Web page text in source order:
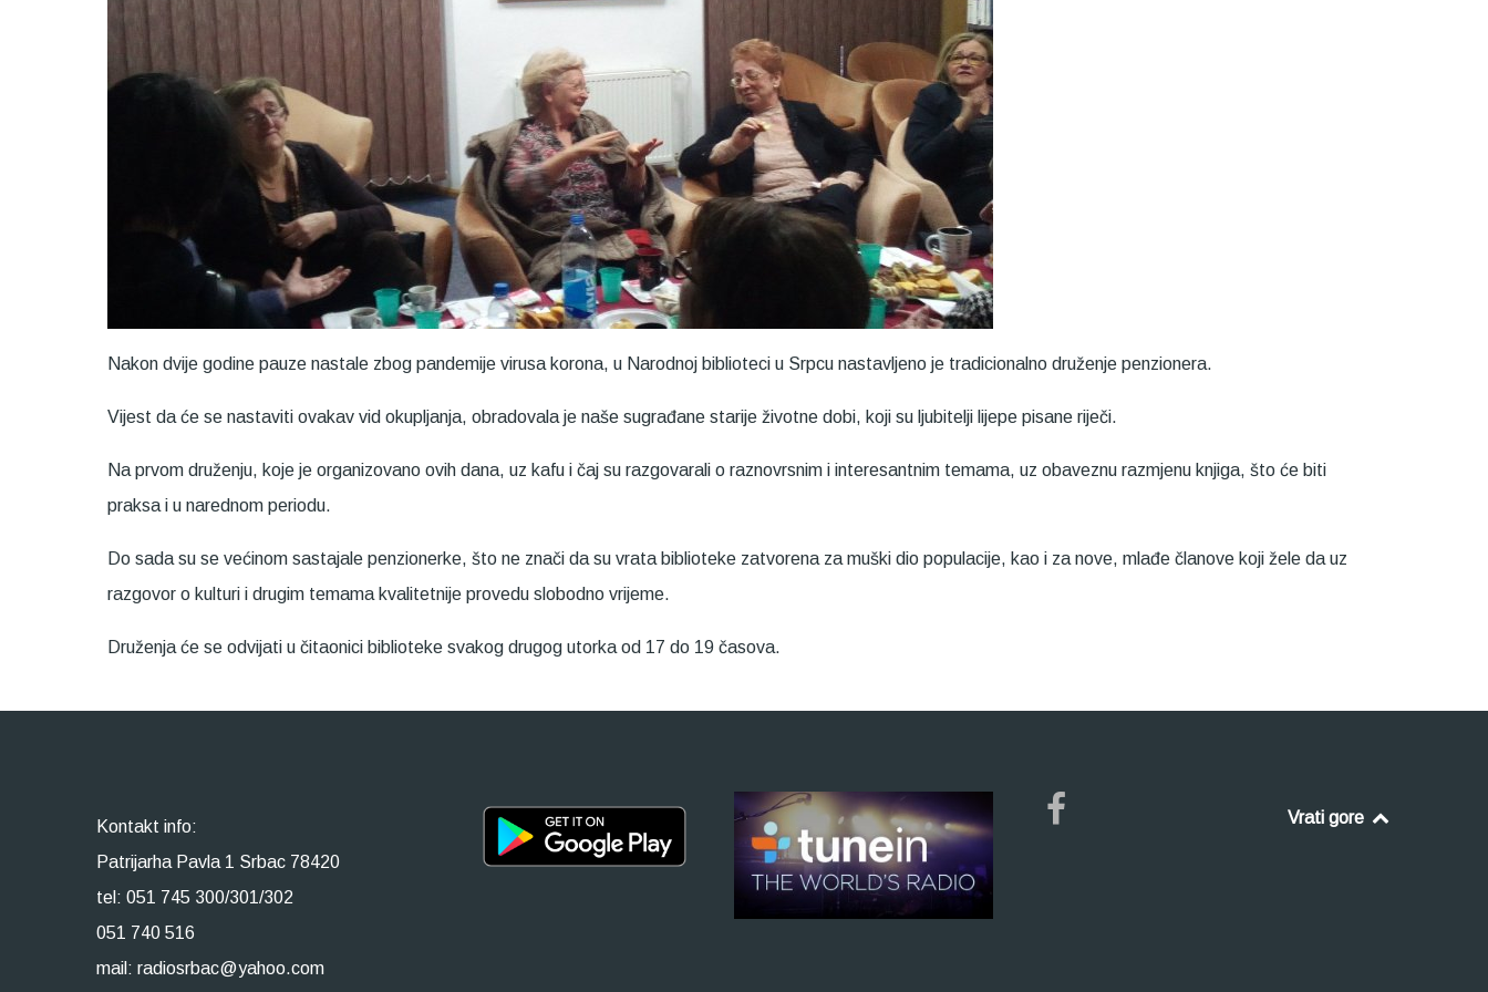
Nakon dvije godine pauze nastale zbog pandemije virusa korona, u Narodnoj biblioteci u Srpcu nastavljeno je tradicionalno druženje penzionera.
Vijest da će se nastaviti ovakav vid okupljanja, obradovala je naše sugrađane starije životne dobi, koji su ljubitelji lijepe pisane riječi.
Na prvom druženju, koje je organizovano ovih dana, uz kafu i čaj su razgovarali o raznovrsnim i interesantnim temama, uz obaveznu razmjenu knjiga, što će biti
praksa i u narednom periodu.
Do sada su se većinom sastajale penzionerke, što ne znači da su vrata biblioteke zatvorena za muški dio populacije, kao i za nove, mlađe članove koji žele da uz
razgovor o kulturi i drugim temama kvalitetnije provedu slobodno vrijeme.
Druženja će se odvijati u čitaonici biblioteke svakog drugog utorka od 17 do 19 časova.
Kontakt info:
Patrijarha Pavla 1 Srbac 78420
tel: 051 745 300/301/302
051 740 516
mail: radiosrbac@yahoo.com
Vrati gore